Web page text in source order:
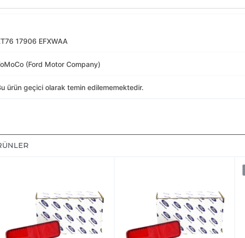
17906 EFXWAA
(Ford Motor Company)
ürün geçici olarak temin edilememektedir.